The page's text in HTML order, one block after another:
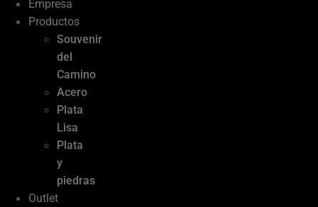
Empresa
Productos
Souvenir
del
Camino
Acero
Plata
Lisa
Plata
y
piedras
Outlet